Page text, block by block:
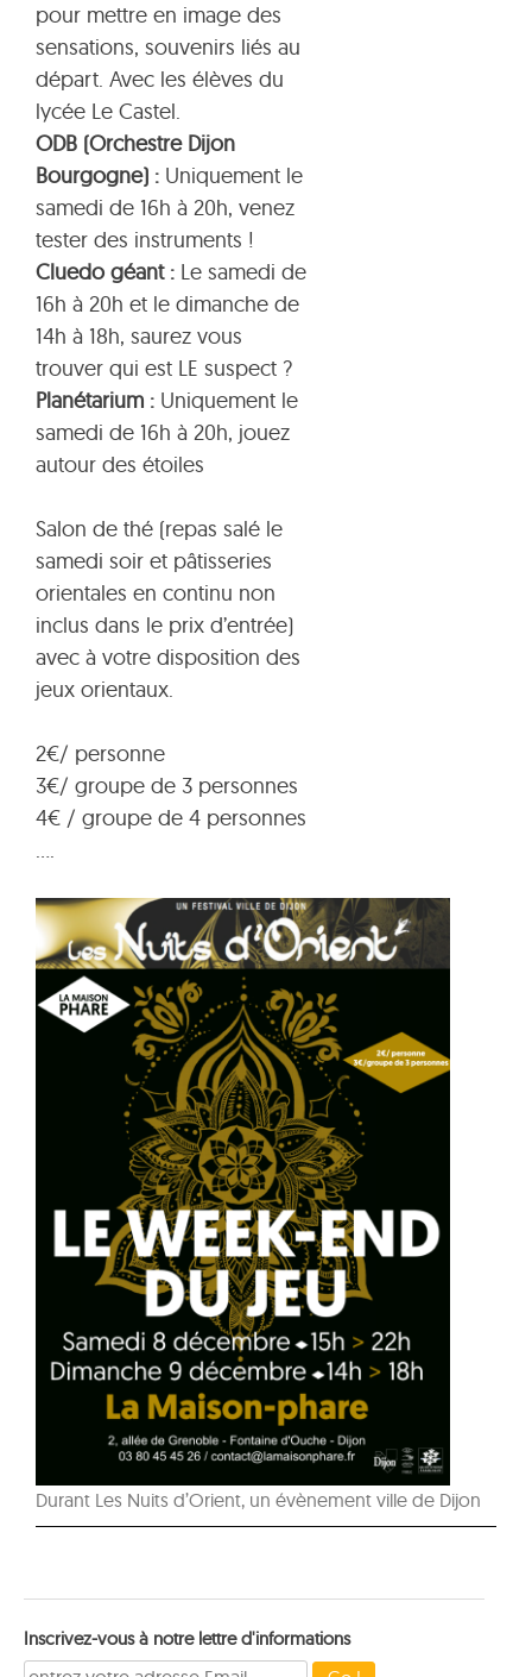
pour mettre en image des
sensations, souvenirs liés au
départ. Avec les élèves du
lycée Le Castel.
ODB (Orchestre Dijon
Bourgogne) : Uniquement le
samedi de 16h à 20h, venez
tester des instruments !
Cluedo géant : Le samedi de
16h à 20h et le dimanche de
14h à 18h, saurez vous
trouver qui est LE suspect ?
Planétarium : Uniquement le
samedi de 16h à 20h, jouez
autour des étoiles
Salon de thé (repas salé le
samedi soir et pâtisseries
orientales en continu non
inclus dans le prix d’entrée)
avec à votre disposition des
jeux orientaux.
2€/ personne
3€/ groupe de 3 personnes
4€ / groupe de 4 personnes
….
Durant Les Nuits d’Orient, un évènement ville de Dijon
Inscrivez-vous à notre lettre d'informations